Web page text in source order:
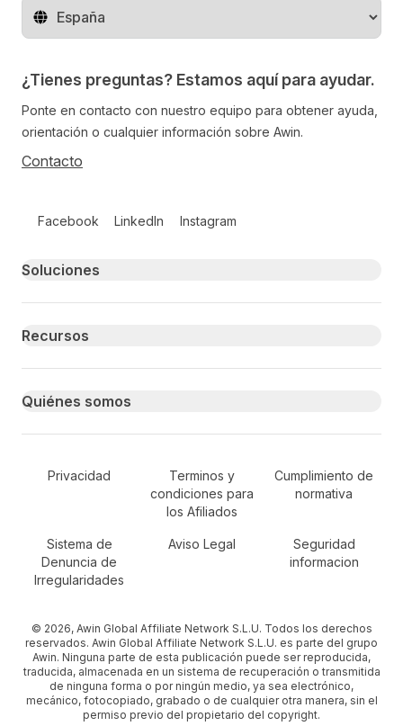
Cambiar de región
¿Tienes preguntas? Estamos aquí para ayudar.
Ponte en contacto con nuestro equipo para obtener ayuda,
orientación o cualquier información sobre Awin.
Contacto
Facebook LinkedIn Instagram
Primary footer navigation
Soluciones
Recursos
Quiénes somos
Secondary Footer Navigation
Privacidad
Terminos y
condiciones para
los Afiliados
Cumplimiento de
normativa
Sistema de
Denuncia de
Irregularidades
Aviso Legal
Seguridad
informacion
© 2026, Awin Global Affiliate Network S.L.U. Todos los derechos
reservados. Awin Global Affiliate Network S.L.U. es parte del grupo
Awin. Ninguna parte de esta publicación puede ser reproducida,
traducida, almacenada en un sistema de recuperación o transmitida
de ninguna forma o por ningún medio, ya sea electrónico,
mecánico, fotocopiado, grabado o de cualquier otra manera, sin el
permiso previo del propietario del copyright.